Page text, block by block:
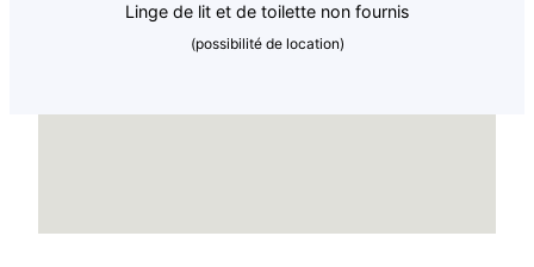
Linge de lit et de toilette non fournis
(possibilité de location)